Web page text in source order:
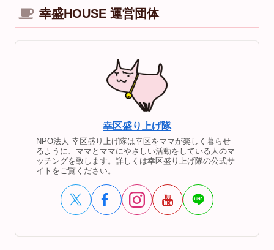
幸盛HOUSE 運営団体
幸区盛り上げ隊
NPO法人 幸区盛り上げ隊は幸区をママが楽しく暮らせ
るように、ママとママにやさしい活動をしている人のマ
ッチングを致します。詳しくは幸区盛り上げ隊の公式サ
イトをご覧ください。